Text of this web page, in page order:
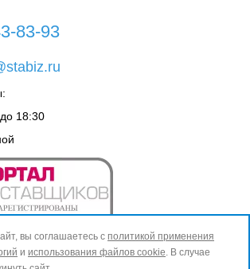
83-93
18:30
вы соглашаетесь с политикой применения
и использования файлов cookie. В случае